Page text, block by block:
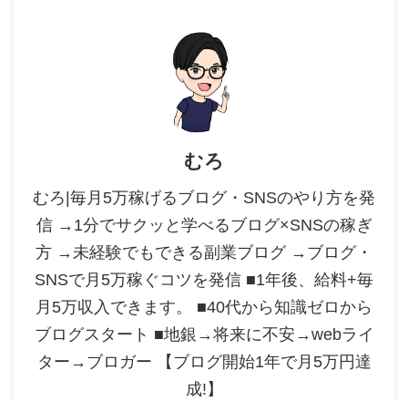
むろ
むろ|毎月5万稼げるブログ・SNSのやり方を発
信 →1分でサクッと学べるブログ×SNSの稼ぎ
方 →未経験でもできる副業ブログ →ブログ・
SNSで月5万稼ぐコツを発信 ■1年後、給料+毎
月5万収入できます。 ■40代から知識ゼロから
ブログスタート ■地銀→将来に不安→webライ
ター→ブロガー 【ブログ開始1年で月5万円達
成!】